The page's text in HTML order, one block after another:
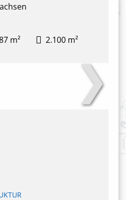
m² 2.100 m²
❯